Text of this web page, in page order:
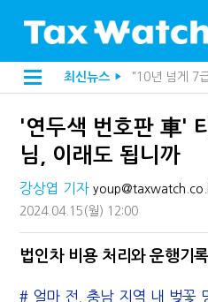
최신뉴스 ▶
'연두색 번호판 車'
님, 이래도 됩니까
강상엽 기자
2024.04.15 (월) 12:00
법인차 비용 처리와 운행기
# 얼마 전, 충남 지역 내 벚꽃